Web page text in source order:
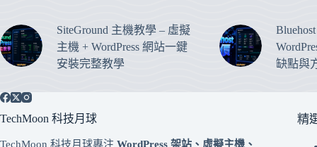
SiteGround 主機教學 – 虛擬
主機 + WordPress 網站一鍵
安裝完整教學
缺點與
TechMoon 科技月球
TechMoon 科技月球專注 WordPress 架站、虛擬主機、
精